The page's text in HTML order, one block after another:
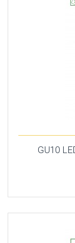
GU10